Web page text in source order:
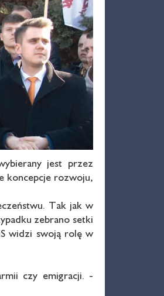
jest przez
koncepcje rozwoju,
Tak jak w
zebrano setki
widzi swoją rolę w
czy emigracji. -